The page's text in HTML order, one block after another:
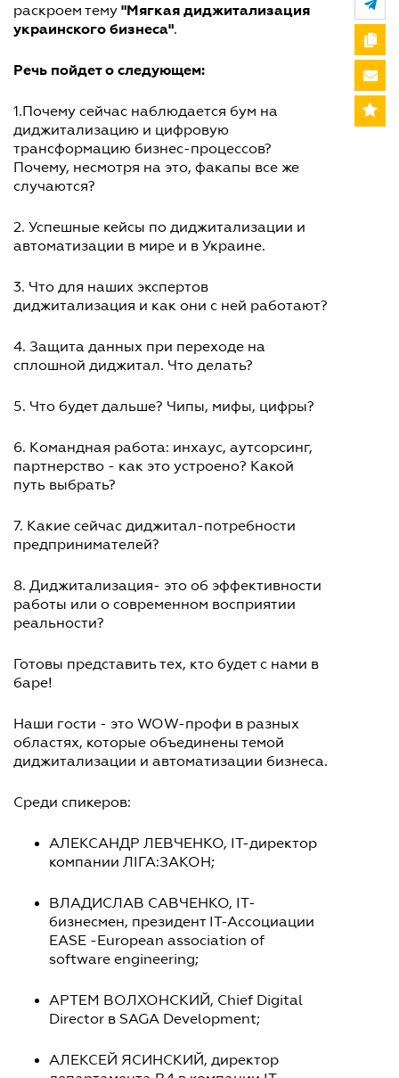
раскроем тему "Мягкая диджитализация
украинского бизнеса".
Речь пойдет о следующем:
1.Почему сейчас наблюдается бум на
диджитализацию и цифровую
трансформацию бизнес-процессов?
Почему, несмотря на это, факапы все же
случаются?
2. Успешные кейсы по диджитализации и
автоматизации в мире и в Украине.
3. Что для наших экспертов
диджитализация и как они с ней работают?
4. Защита данных при переходе на
сплошной диджитал. Что делать?
5. Что будет дальше? Чипы, мифы, цифры?
6. Командная работа: инхаус, аутсорсинг,
партнерство - как это устроено? Какой
путь выбрать?
7. Какие сейчас диджитал-потребности
предпринимателей?
8. Диджитализация- это об эффективности
работы или о современном восприятии
реальности?
Готовы представить тех, кто будет с нами в
баре!
Наши гости - это WOW-профи в разных
областях, которые объединены темой
диджитализации и автоматизации бизнеса.
Среди спикеров:
АЛЕКСАНДР ЛЕВЧЕНКО, ІТ-директор
компании ЛІГА:ЗАКОН;
ВЛАДИСЛАВ САВЧЕНКО, IT-
бизнесмен, президент ІТ-Ассоциации
EASE -European association of
software engineering;
АРТЕМ ВОЛХОНСКИЙ, Chief Digital
Director в SAGA Development;
АЛЕКСЕЙ ЯСИНСКИЙ, директор